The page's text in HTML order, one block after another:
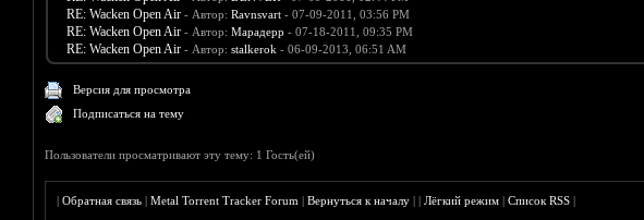
RE: Wacken Open Air - Автор: Ravnsvart- 07-09-2011, 03:56 PM
RE: Wacken Open Air - Автор: Марадерр - 07-18-2011, 09:35 PM
RE: Wacken Open Air - Автор: stalkerok - 06-09-2013, 06:51 AM
Версия для просмотра
Подписаться на тему
Пользователи просматривают эту тему: 1 Гость(ей)
|Обратная связь |Metal Torrent Tracker Forum |Вернуться к началу ||Лёгкий режим |Список RSS |